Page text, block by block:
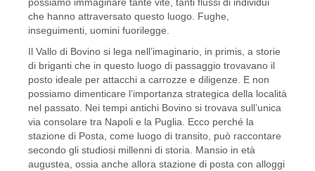
che hanno attraversato questo luogo. Fughe,
inseguimenti, uomini fuorilegge.
Il Vallo di Bovino si lega nell’imaginario, in primis, a storie
di briganti che in questo luogo di passaggio trovavano il
posto ideale per attacchi a carrozze e diligenze. E non
possiamo dimenticare l’importanza strategica della località
nel passato. Nei tempi antichi Bovino si trovava sull’unica
via consolare tra Napoli e la Puglia. Ecco perché la
stazione di Posta, come luogo di transito, può raccontare
secondo gli studiosi millenni di storia. Mansio in età
augustea, ossia anche allora stazione di posta con alloggi